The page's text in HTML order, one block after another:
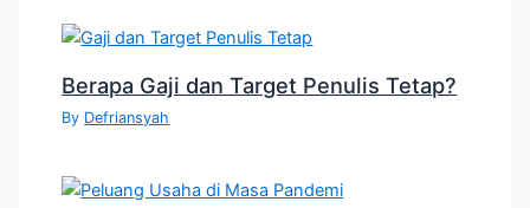
Berapa Gaji dan Target Penulis Tetap?
By Defriansyah